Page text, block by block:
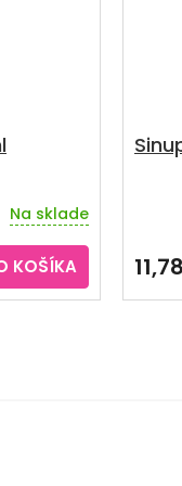
Na sklade
KOŠÍKA
je
4,0